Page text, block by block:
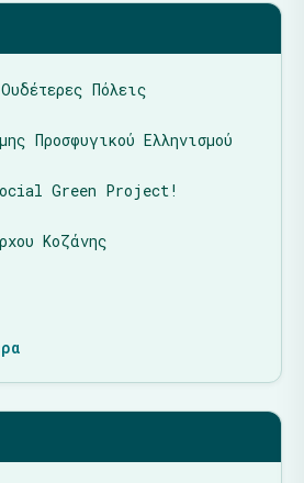
Πόλεις
Προσφυγικού Ελληνισμού
Green Project!
Κοζάνης